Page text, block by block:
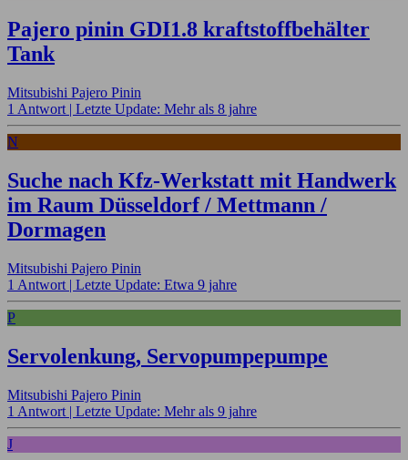
Pajero pinin GDI1.8 kraftstoffbehälter
Tank
Mitsubishi Pajero Pinin
1 Antwort | Letzte Update: Mehr als 8 jahre
N
Suche nach Kfz-Werkstatt mit Handwerk
im Raum Düsseldorf / Mettmann /
Dormagen
Mitsubishi Pajero Pinin
1 Antwort | Letzte Update: Etwa 9 jahre
P
Servolenkung, Servopumpepumpe
Mitsubishi Pajero Pinin
1 Antwort | Letzte Update: Mehr als 9 jahre
J